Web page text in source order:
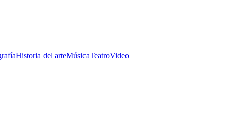
Historia del arteMúsicaTeatroVideo